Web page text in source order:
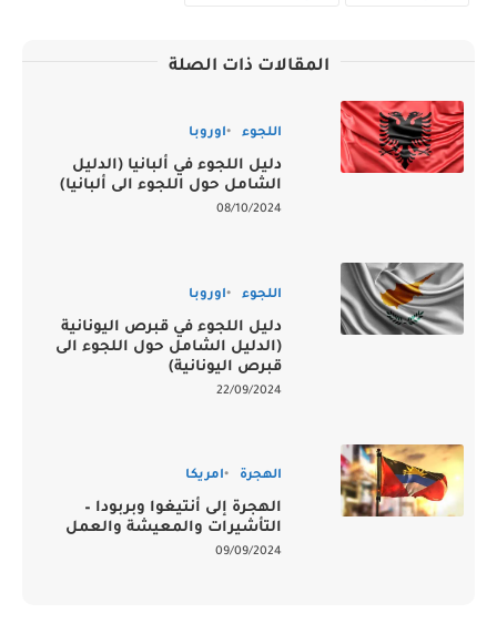
المقالات ذات الصلة
اللجوء اوروبا
دليل اللجوء في ألبانيا (الدليل
الشامل حول اللجوء الى ألبانيا)
08/10/2024
اللجوء اوروبا
دليل اللجوء في قبرص اليونانية
(الدليل الشامل حول اللجوء الى
قبرص اليونانية)
22/09/2024
الهجرة امريكا
الهجرة إلى أنتيغوا وبربودا –
التأشيرات والمعيشة والعمل
09/09/2024